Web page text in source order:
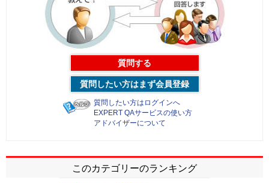
質問する
質問したい方はまず会員登録
質問したい方はログインへ
EXPERT QAサービスの使い方
アドバイザーについて
このカテゴリーのランキング